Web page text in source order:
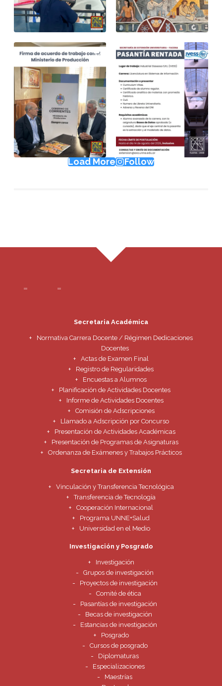
Load More Follow
Secretaria Académica
Normativa Carrera Docente / Régimen Dedicaciones
Docentes
Actas de Examen Final
Registro de Regularidades
Encuestas a Alumnos
Planificación de Actividades Docentes
Informe de Actividades Docentes
Comisión de Adscripciones
Llamado a Adscripción por Concurso
Presentación de Actividades Académicas
Presentación de Programas de Asignaturas
Ordenanza de Exámenes y Trabajos Prácticos
Secretaria de Extensión
Vinculación y Transferencia Tecnológica
Transferencia de Tecnología
Cooperación Internacional
Programa UNNE+Salud
Universidad en el Medio
Investigación y Posgrado
Investigación
Grupos de investigación
Proyectos de investigación
Comité de ética
Pasantías de investigación
Becas de investigación
Estancias de investigación
Posgrado
Cursos de posgrado
Diplomaturas
Especializaciones
Maestrías